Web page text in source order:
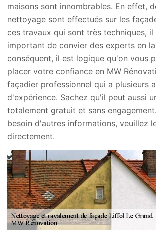
maisons sont innombrables. En effet,
nettoyage sont effectués sur les
ces travaux qui sont très techniques, il
important de convier des experts en
conséquent, il est logique qu'on vous
placer votre confiance en MW
façadier professionnel qui a plusieurs
d'expérience. Sachez qu'il peut aussi
totalement gratuit et sans
besoin d'autres informations, veuillez
directement.